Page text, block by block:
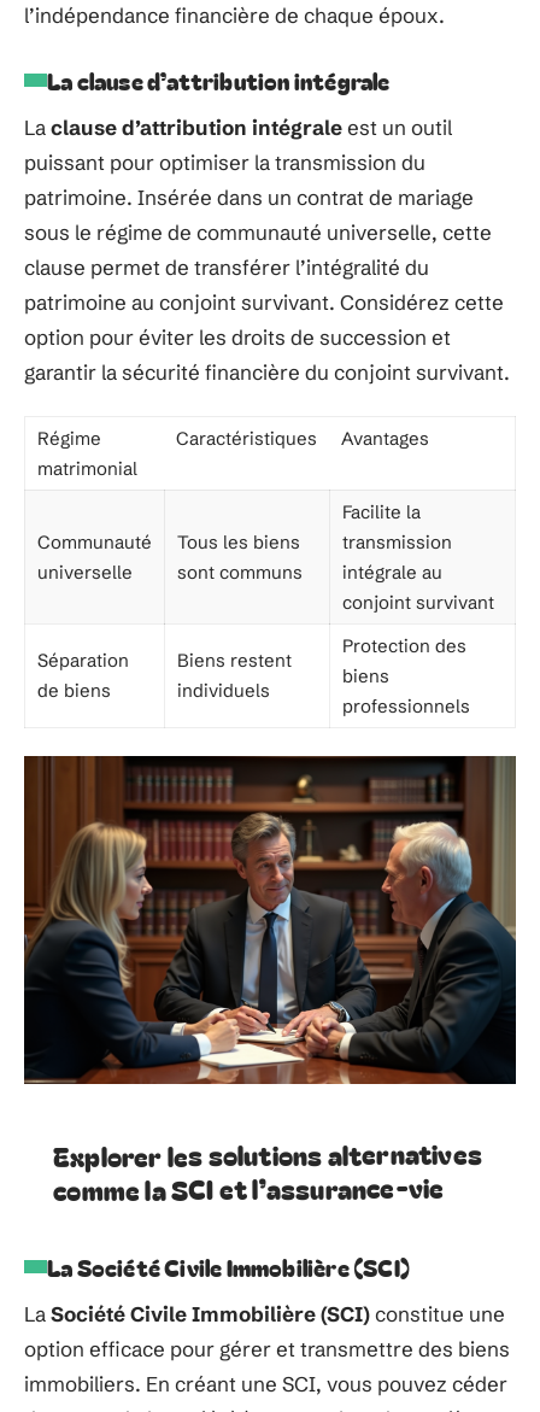
l’indépendance financière de chaque époux.
La clause d’attribution intégrale
Laclause d’attribution intégraleest un outil
puissant pour optimiser la transmission du
patrimoine. Insérée dans un contrat de mariage
sous le régime de communauté universelle, cette
clause permet de transférer l’intégralité du
patrimoine au conjoint survivant. Considérez cette
option pour éviter les droits de succession et
garantir la sécurité financière du conjoint survivant.
Régime
matrimonial
Caractéristiques Avantages
Communauté
universelle
Tous les biens
sont communs
Facilite la
transmission
intégrale au
conjoint survivant
Séparation
de biens
Biens restent
individuels
Protection des
biens
professionnels
Explorer les solutions alternatives
comme la SCI et l’assurance-vie
La Société Civile Immobilière (SCI)
LaSociété Civile Immobilière (SCI)constitue une
option efficace pour gérer et transmettre des biens
immobiliers. En créant une SCI, vous pouvez céder